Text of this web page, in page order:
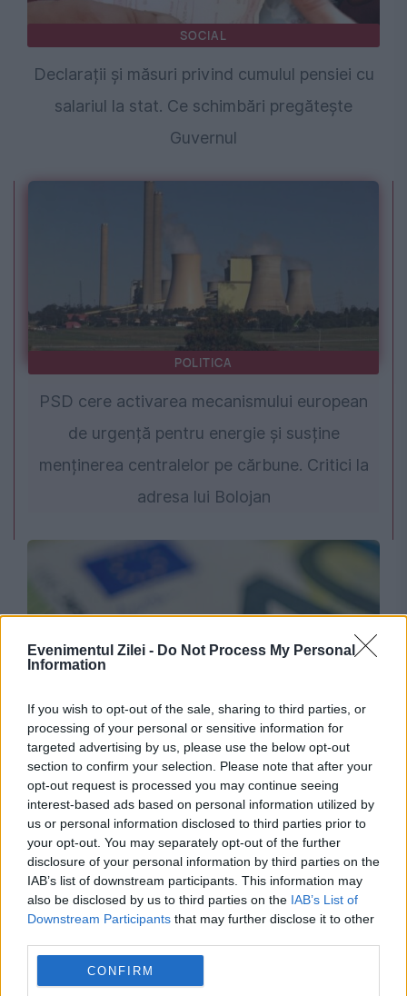
Evenimentul Zilei - Do Not Process My Personal
Information
If you wish to opt-out of the sale, sharing to third parties, or
processing of your personal or sensitive information for
targeted advertising by us, please use the below opt-out
section to confirm your selection. Please note that after your
opt-out request is processed you may continue seeing
interest-based ads based on personal information utilized by
us or personal information disclosed to third parties prior to
your opt-out. You may separately opt-out of the further
disclosure of your personal information by third parties on the
IAB’s list of downstream participants. This information may
also be disclosed by us to third parties on the IAB’s List of
Downstream Participants that may further disclose it to other
CONFIRM
SOCIAL
Declarații și măsuri privind cumulul pensiei cu
salariul la stat. Ce schimbări pregătește
Guvernul
POLITICA
PSD cere activarea mecanismului european
de urgență pentru energie și susține
menținerea centralelor pe cărbune. Critici la
adresa lui Bolojan
INTERNATIONAL
Migrația și securitatea, în centrul viitorului
buget european. Noi instrumente financiare
pentru statele membre